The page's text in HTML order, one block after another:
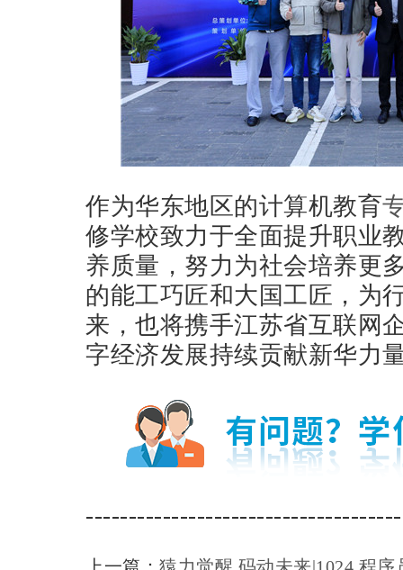
作为华东地区的计算机教育
修学校致力于全面提升职业
养质量，努力为社会培养更
的能工巧匠和大国工匠，为
来，也将携手江苏省互联网
字经济发展持续贡献新华力